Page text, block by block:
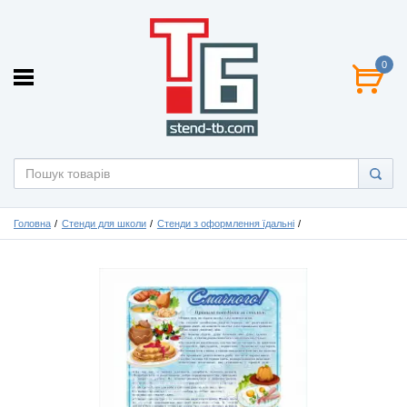
0
Головна Стенди для школи Стенди з оформлення їдальні